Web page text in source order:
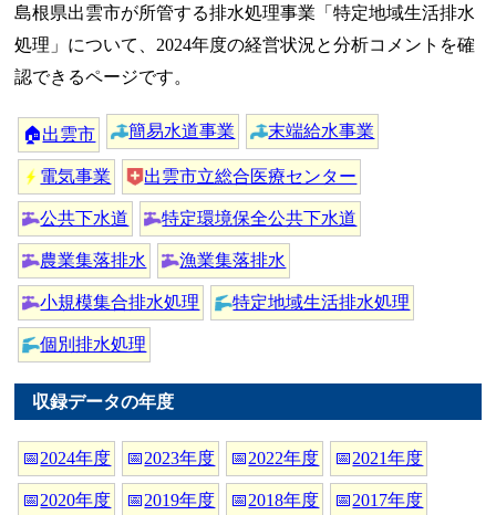
島根県出雲市が所管する排水処理事業「特定地域生活排水
処理」について、2024年度の経営状況と分析コメントを確
認できるページです。
🏠出雲市 簡易水道事業 末端給水事業
電気事業 出雲市立総合医療センター
公共下水道 特定環境保全公共下水道
農業集落排水 漁業集落排水
小規模集合排水処理 特定地域生活排水処理
個別排水処理
収録データの年度
📅2024年度 📅2023年度 📅2022年度 📅2021年度
📅2020年度 📅2019年度 📅2018年度 📅2017年度